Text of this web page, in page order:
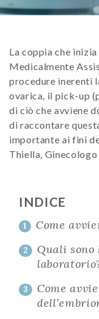
La coppia che
Medicalmente
procedure inerenti
ovarica, il pick-up
di ciò che avviene
di raccontare
importante ai fini
Thiella,
INDICE
1 Come
2
Quali
3
Come